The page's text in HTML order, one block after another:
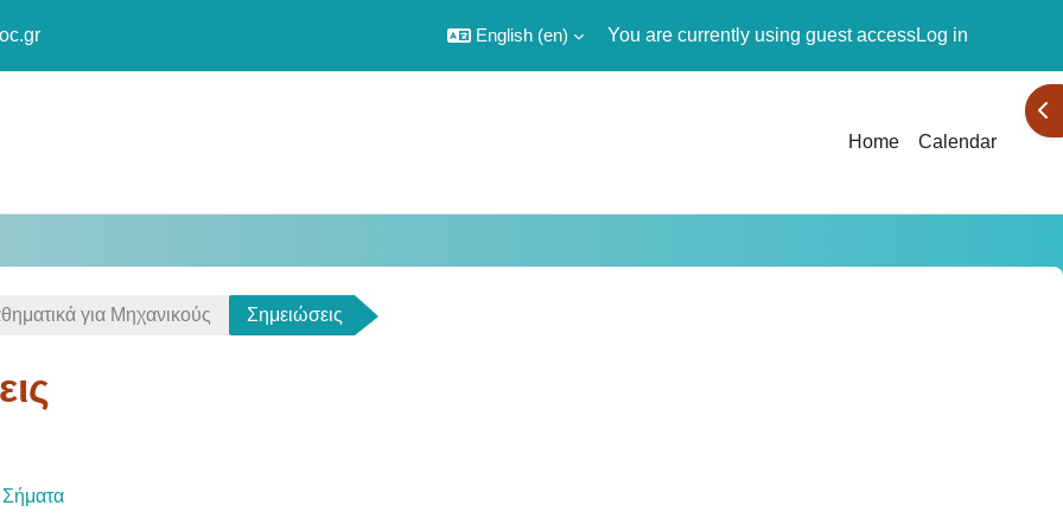
English ‎(en)‎ You are currently using guest accessLog in
Home Calendar
για Μηχανικούς Σημειώσεις
Σήματα